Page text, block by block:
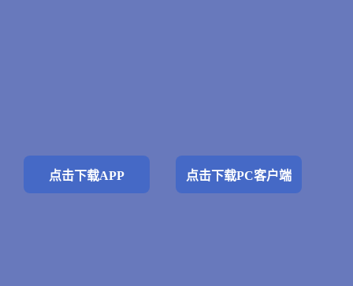
点击下载APP 点击下载PC客户端